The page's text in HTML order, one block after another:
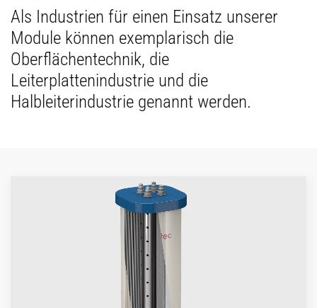
Als Industrien für einen Einsatz unserer
Module können exemplarisch die
Oberflächentechnik, die
Leiterplattenindustrie und die
Halbleiterindustrie genannt werden.